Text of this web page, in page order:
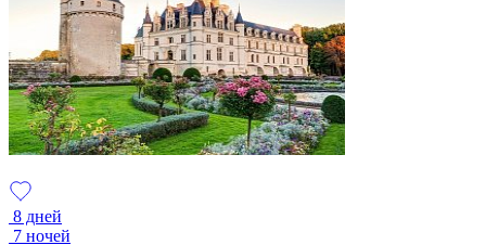
8 дней
7 ночей